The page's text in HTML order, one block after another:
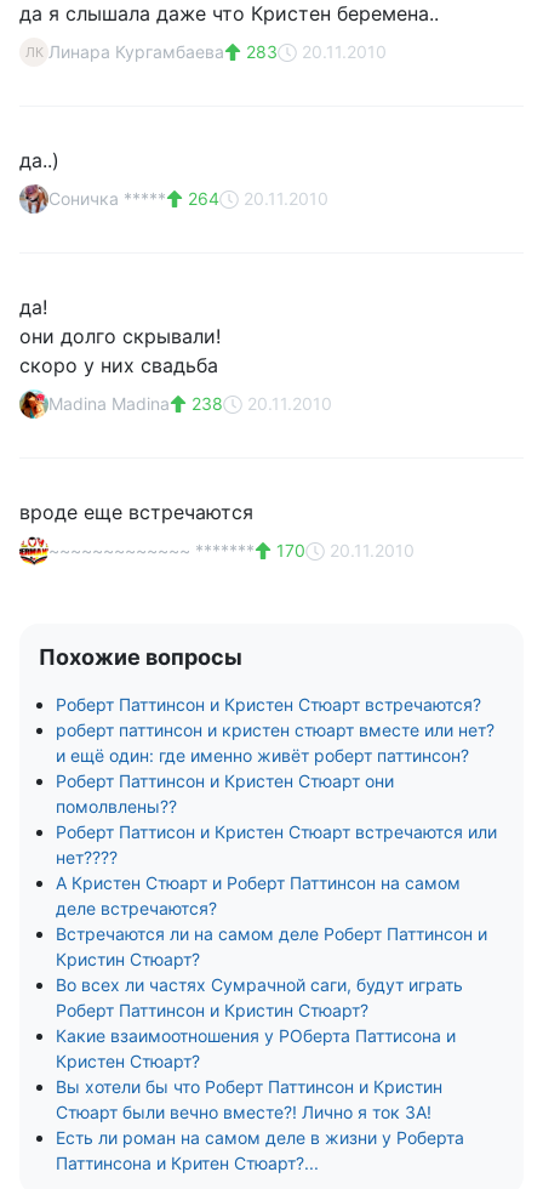
да я слышала даже что Кристен беремена..
ЛК Линара Кургамбаева 283 20.11.2010
да..)
Соничка ***** 264 20.11.2010
да!
они долго скрывали!
скоро у них свадьба
Madina Madina 238 20.11.2010
вроде еще встречаются
~~~~~~~~~~~~~ ******* 170 20.11.2010
Похожие вопросы
Роберт Паттинсон и Кристен Стюарт встречаются?
роберт паттинсон и кристен стюарт вместе или нет?
и ещё один: где именно живёт роберт паттинсон?
Роберт Паттинсон и Кристен Стюарт они
помолвлены??
Роберт Паттисон и Кристен Стюарт встречаются или
нет????
А Кристен Стюарт и Роберт Паттинсон на самом
деле встречаются?
Встречаются ли на самом деле Роберт Паттинсон и
Кристин Стюарт?
Во всех ли частях Сумрачной саги, будут играть
Роберт Паттинсон и Кристин Стюарт?
Какие взаимоотношения у РОберта Паттисона и
Кристен Стюарт?
Вы хотели бы что Роберт Паттинсон и Кристин
Стюарт были вечно вместе?! Лично я ток ЗА!
Есть ли роман на самом деле в жизни у Роберта
Паттинсона и Критен Стюарт?...